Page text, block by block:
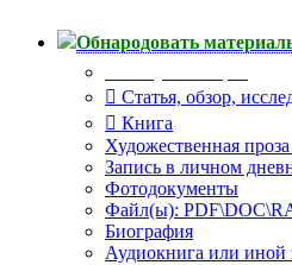
Обнародовать
Статья, обзор,
Книга
Художественная
Запись в личном
Фотодокументы
Файл(ы):
Биография
Аудиокнига или иной